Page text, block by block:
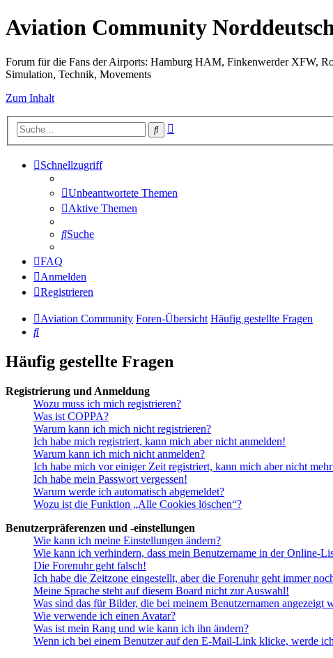
Aviation Community
Forum für die Fans der Airports: Hamburg HAM, Finkenwerder XFW,
Simulation, Technik, Movements
Zum Inhalt
Suche
Schnellzugriff
Unbeantwortete Themen
Aktive Themen
Suche
FAQ
Anmelden
Registrieren
Aviation Community Foren-Übersicht Häufig gestellte Fragen
Suche
Häufig gestellte Fragen
Registrierung und Anmeldung
Wozu muss ich mich registrieren?
Was ist COPPA?
Warum kann ich mich nicht registrieren?
Ich habe mich registriert, kann mich aber nicht anmelden!
Warum kann ich mich nicht anmelden?
Ich habe mich vor einiger Zeit registriert, kann mich aber nicht
Ich habe mein Passwort vergessen!
Warum werde ich automatisch abgemeldet?
Wozu ist die Funktion „Alle Cookies löschen“?
Benutzerpräferenzen und -einstellungen
Wie kann ich meine Einstellungen ändern?
Wie kann ich verhindern, dass mein Benutzername in der Online-
Die Forenuhr geht falsch!
Ich habe die Zeitzone eingestellt, aber die Forenuhr geht immer
Meine Sprache steht auf diesem Board nicht zur Auswahl!
Was sind das für Bilder, die bei meinem Benutzernamen angezeigt
Wie verwende ich einen Avatar?
Was ist mein Rang und wie kann ich ihn ändern?
Wenn ich bei einem Benutzer auf den E-Mail-Link klicke, werde